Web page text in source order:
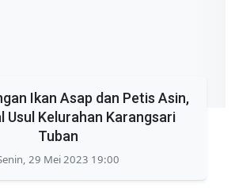
Ikan Asap dan Petis Asin,
Usul Kelurahan Karangsari
Tuban
29 Mei 2023 19:00